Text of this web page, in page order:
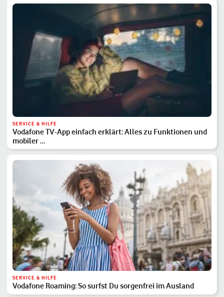
SERVICE & HILFE
Vodafone TV-App einfach erklärt: Alles zu Funktionen und
mobiler …
SERVICE & HILFE
Vodafone Roaming: So surfst Du sorgenfrei im Ausland